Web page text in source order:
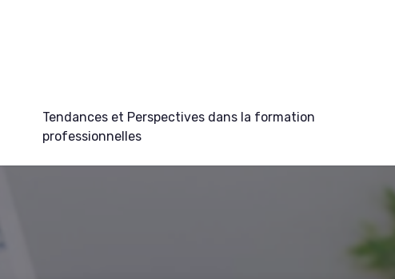
Tendances et Perspectives dans la formation
professionnelles